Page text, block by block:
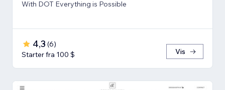
With DOT Everything is Possible
4,3 (6)
Starter fra 100 $
Vis